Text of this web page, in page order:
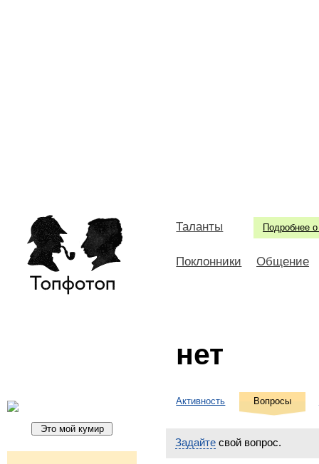
Подробнее о
Таланты
Поклонники Общение
нет
Активность Вопросы
Задайте свой вопрос.